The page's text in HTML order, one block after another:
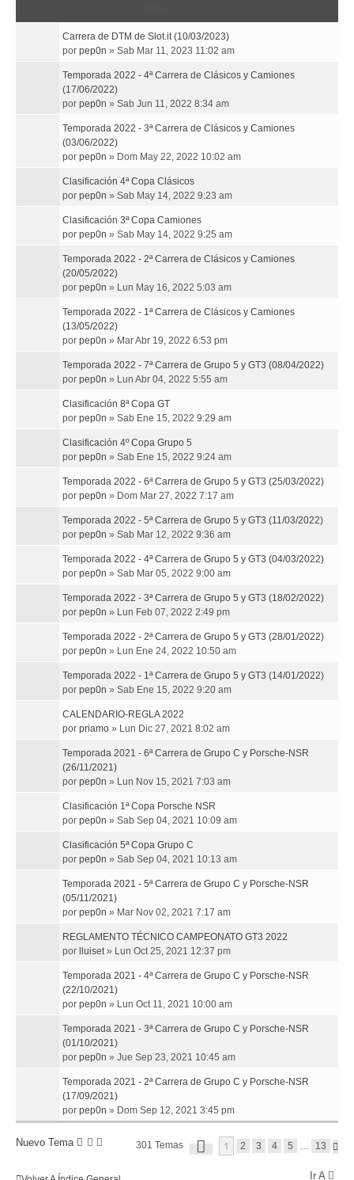
Carrera de DTM de Slot.it (10/03/2023)
por pep0n » Sab Mar 11, 2023 11:02 am
Temporada 2022 - 4ª Carrera de Clásicos y Camiones
(17/06/2022)
por pep0n » Sab Jun 11, 2022 8:34 am
Temporada 2022 - 3ª Carrera de Clásicos y Camiones
(03/06/2022)
por pep0n » Dom May 22, 2022 10:02 am
Clasificación 4ª Copa Clásicos
por pep0n » Sab May 14, 2022 9:23 am
Clasificación 3ª Copa Camiones
por pep0n » Sab May 14, 2022 9:25 am
Temporada 2022 - 2ª Carrera de Clásicos y Camiones
(20/05/2022)
por pep0n » Lun May 16, 2022 5:03 am
Temporada 2022 - 1ª Carrera de Clásicos y Camiones
(13/05/2022)
por pep0n » Mar Abr 19, 2022 6:53 pm
Temporada 2022 - 7ª Carrera de Grupo 5 y GT3 (08/04/2022)
por pep0n » Lun Abr 04, 2022 5:55 am
Clasificación 8ª Copa GT
por pep0n » Sab Ene 15, 2022 9:29 am
Clasificación 4º Copa Grupo 5
por pep0n » Sab Ene 15, 2022 9:24 am
Temporada 2022 - 6ª Carrera de Grupo 5 y GT3 (25/03/2022)
por pep0n » Dom Mar 27, 2022 7:17 am
Temporada 2022 - 5ª Carrera de Grupo 5 y GT3 (11/03/2022)
por pep0n » Sab Mar 12, 2022 9:36 am
Temporada 2022 - 4ª Carrera de Grupo 5 y GT3 (04/03/2022)
por pep0n » Sab Mar 05, 2022 9:00 am
Temporada 2022 - 3ª Carrera de Grupo 5 y GT3 (18/02/2022)
por pep0n » Lun Feb 07, 2022 2:49 pm
Temporada 2022 - 2ª Carrera de Grupo 5 y GT3 (28/01/2022)
por pep0n » Lun Ene 24, 2022 10:50 am
Temporada 2022 - 1ª Carrera de Grupo 5 y GT3 (14/01/2022)
por pep0n » Sab Ene 15, 2022 9:20 am
CALENDARIO-REGLA 2022
por priamo » Lun Dic 27, 2021 8:02 am
Temporada 2021 - 6ª Carrera de Grupo C y Porsche-NSR
(26/11/2021)
por pep0n » Lun Nov 15, 2021 7:03 am
Clasificación 1ª Copa Porsche NSR
por pep0n » Sab Sep 04, 2021 10:09 am
Clasificación 5ª Copa Grupo C
por pep0n » Sab Sep 04, 2021 10:13 am
Temporada 2021 - 5ª Carrera de Grupo C y Porsche-NSR
(05/11/2021)
por pep0n » Mar Nov 02, 2021 7:17 am
REGLAMENTO TÉCNICO CAMPEONATO GT3 2022
por
lluiset» Lun Oct 25, 2021 12:37 pm
Temporada 2021 - 4ª Carrera de Grupo C y Porsche-NSR
(22/10/2021)
por pep0n » Lun Oct 11, 2021 10:00 am
Temporada 2021 - 3ª Carrera de Grupo C y Porsche-NSR
(01/10/2021)
por pep0n » Jue Sep 23, 2021 10:45 am
Temporada 2021 - 2ª Carrera de Grupo C y Porsche-NSR
(17/09/2021)
por pep0n » Dom Sep 12, 2021 3:45 pm
Nuevo Tema 301 Temas
P
Á
1 2 3 4 5 … 13
Ir A